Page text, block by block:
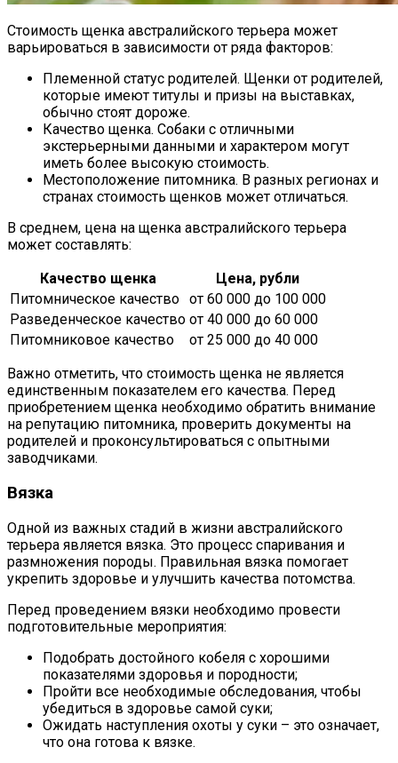
Стоимость щенка австралийского терьера может
варьироваться в зависимости от ряда факторов:
Племенной статус родителей. Щенки от родителей,
которые имеют титулы и призы на выставках,
обычно стоят дороже.
Качество щенка. Собаки с отличными
экстерьерными данными и характером могут
иметь более высокую стоимость.
Местоположение питомника. В разных регионах и
странах стоимость щенков может отличаться.
В среднем, цена на щенка австралийского терьера
может составлять:
Качество щенка
Цена, рубли
Питомническое качество от 60 000 до 100 000
Разведенческое качество от 40 000 до 60 000
Питомниковое качество
от 25 000 до 40 000
Важно отметить, что стоимость щенка не является
единственным показателем его качества. Перед
приобретением щенка необходимо обратить внимание
на репутацию питомника, проверить документы на
родителей и проконсультироваться с опытными
заводчиками.
Вязка
Одной из важных стадий в жизни австралийского
терьера является вязка. Это процесс спаривания и
размножения породы. Правильная вязка помогает
укрепить здоровье и улучшить качества потомства.
Перед проведением вязки необходимо провести
подготовительные мероприятия:
Подобрать достойного кобеля с хорошими
показателями здоровья и породности;
Пройти все необходимые обследования, чтобы
убедиться в здоровье самой суки;
Ожидать наступления охоты у суки – это означает,
что она готова к вязке.